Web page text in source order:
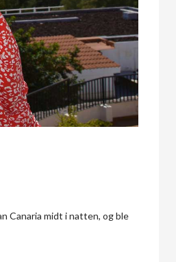
Canaria midt i natten, og ble